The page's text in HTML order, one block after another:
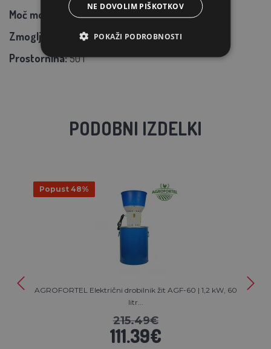
Moč motorja: 1,6 KM
Zmogljivost:
30-210kg/h
Prostornina:50 l
PODOBNI IZDELKI
Popust 48%
AGROFORTEL Električni drobilnik žit AGF-60 | 1,2 kW, 60
litr...
215.49€
111.39€
NE DOVOLIM PIŠKOTKOV
POKAŽI PODROBNOSTI